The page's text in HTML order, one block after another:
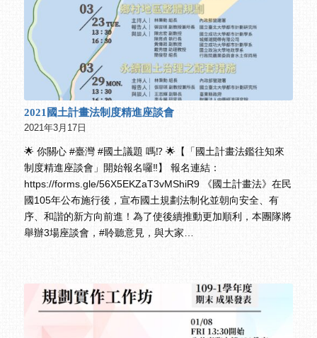
2021國土計畫法制度精進座談會
2021年3月17日
🌟 你關心 #臺灣 #國土議題 嗎⁉️ 🌟【「國土計畫法鑑往知來
制度精進座談會」開始報名囉‼️】 報名連結：
https://forms.gle/56X5EKZaT3vMShiR9 《國土計畫法》在民
國105年公布施行後，宣布國土規劃法制化並朝向安全、有
序、和諧的新方向前進！為了使後續推動更加順利，本團隊將
舉辦3場座談會，#聆聽意見，與大家…